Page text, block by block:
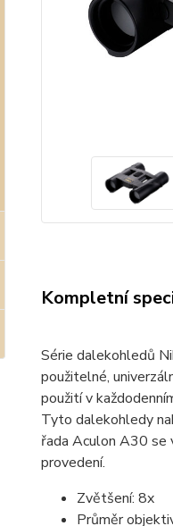
Kompletní
Série dalekohledů
použitelné,
použití v
Tyto dalekohledy
řada Aculon A30 se
provedení.
Zvětšení: 8x
Průměr